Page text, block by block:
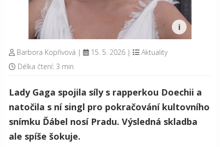
Barbora Kopřivová | 15. 5. 2026 |
Aktuality
Délka čtení: 3 min
Lady Gaga spojila síly s rapperkou Doechii a
natočila s ní singl pro pokračování kultovního
snímku Ďábel nosí Pradu. Výsledná skladba
ale spíše šokuje.